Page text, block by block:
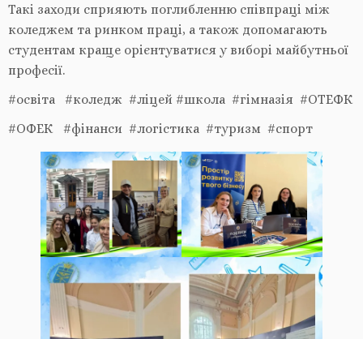
Такі заходи сприяють поглибленню співпраці між
коледжем та ринком праці, а також допомагають
студентам краще орієнтуватися у виборі майбутньої
професії.
#освіта #коледж #ліцей #школа #гімназія #ОТЕФК
#ОФЕК #фінанси #логістика #туризм #спорт